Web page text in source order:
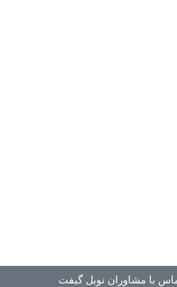
با مشاوران نوبل گیفت